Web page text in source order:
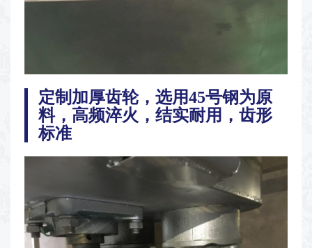
定制加厚齿轮，选用45号钢为原
料，高频淬火，结实耐用，齿形
标准